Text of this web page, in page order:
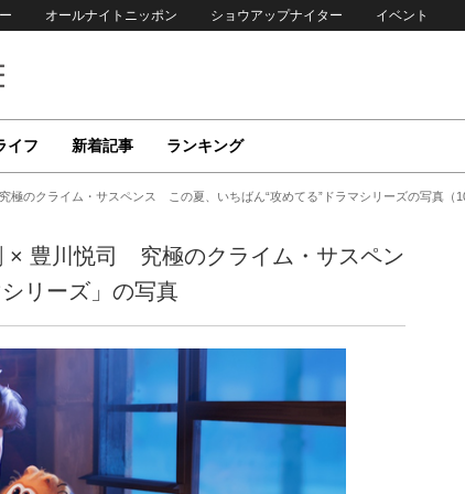
オールナイトニッポン ショウアップナイター イベント
イフ 新着記事 ランキング
のクライム・サスペンス この夏、いちばん“攻めてる”ドラマシリーズの写真（
× 豊川悦司 究極のクライム・サスペン
リーズ」の写真